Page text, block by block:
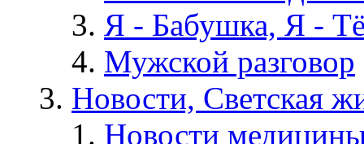
Я - Бабушка, Я -
Мужской разговор
Новости, Светская
Новости